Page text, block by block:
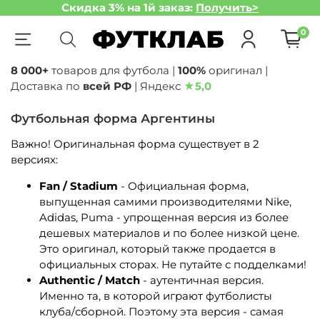
Скидка 3% на 1й заказ: Получить>
0
8 000+ товаров для футбола | 100% оригинал |
Доставка по всей РФ | Яндекс ★5,0
Футбольная форма Аргентины
Важно! Оригинальная форма существует в 2
версиях:
Fan / Stadium - Официальная форма,
выпущенная самими производителями Nike,
Adidas, Puma - упрощенная версия из более
дешевых материалов и по более низкой цене.
Это оригинал, который также продается в
официальных сторах. Не путайте с подделками!
Authentic / Match - аутентичная версия.
Именно та, в которой играют футболисты
клуба/сборной. Поэтому эта версия - самая